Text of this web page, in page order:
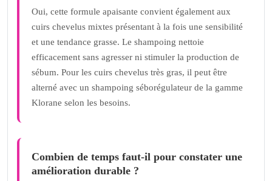
Oui, cette formule apaisante convient également aux
cuirs chevelus mixtes présentant à la fois une sensibilité
et une tendance grasse. Le shampoing nettoie
efficacement sans agresser ni stimuler la production de
sébum. Pour les cuirs chevelus très gras, il peut être
alterné avec un shampoing séborégulateur de la gamme
Klorane selon les besoins.
Combien de temps faut-il pour constater une
amélioration durable ?